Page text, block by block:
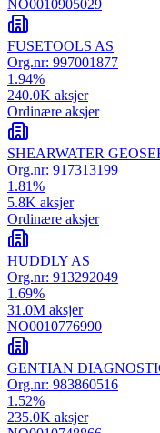
NO0010905029
FUSETOOLS AS
Org.nr: 997001877
1.94%
240.0K aksjer
Ordinære aksjer
SHEARWATER
Org.nr: 917313199
1.81%
5.8K aksjer
Ordinære aksjer
HUDDLY AS
Org.nr: 913292049
1.69%
31.0M aksjer
NO0010776990
GENTIAN
Org.nr: 983860516
1.52%
235.0K aksjer